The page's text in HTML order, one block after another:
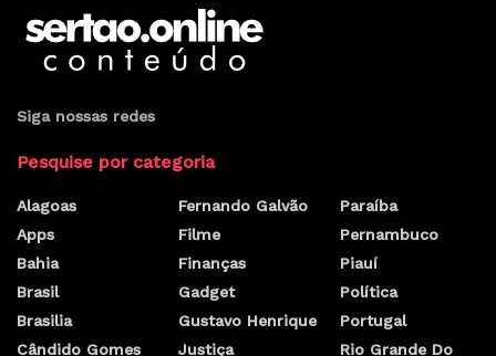
Home Notícias Justiça
Governador recebe lista
tríplice com indicados ao
cargo defensor público geral
Marcelo Costa Ribeiro 3 de março de 2023